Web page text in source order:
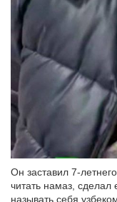
Он заставил 7-
читать намаз,
называть себя